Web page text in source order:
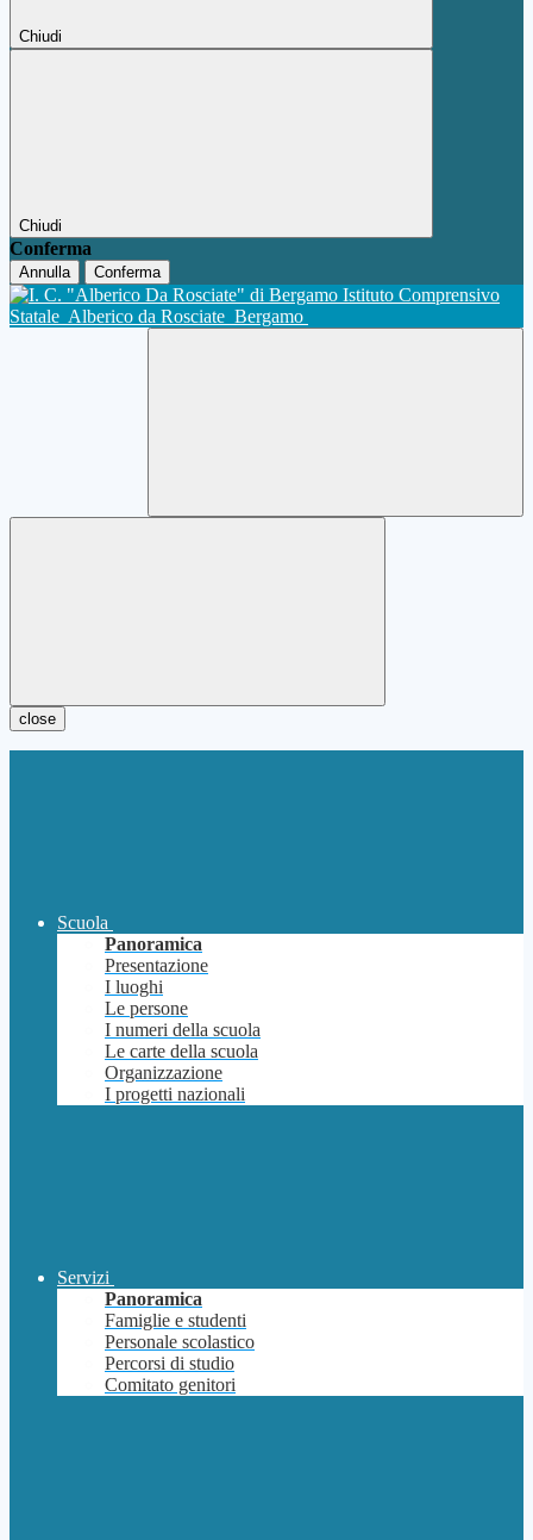
Chiudi
Chiudi
Conferma
Annulla Conferma
Istituto Comprensivo
Statale Alberico da Rosciate Bergamo
close
Scuola
Panoramica
Presentazione
I luoghi
Le persone
I numeri della scuola
Le carte della scuola
Organizzazione
I progetti nazionali
Servizi
Panoramica
Famiglie e studenti
Personale scolastico
Percorsi di studio
Comitato genitori